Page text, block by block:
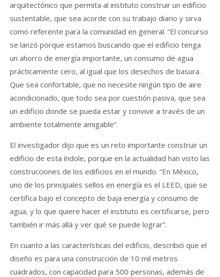
arquitectónico que permita al instituto construir un edificio
sustentable, que sea acorde con su trabajo diario y sirva
como referente para la comunidad en general. “El concurso
se lanzó porque estamos buscando que el edificio tenga
un ahorro de energía importante, un consumo de agua
prácticamente cero, al igual que los desechos de basura.
Que sea confortable, que no necesite ningún tipo de aire
acondicionado, que todo sea por cuestión pasiva, que sea
un edificio donde se pueda estar y convivir a través de un
ambiente totalmente amigable”.
El investigador dijo que es un reto importante construir un
edificio de esta índole, porque en la actualidad han visto las
construcciones de los edificios en el mundo. “En México,
uno de los principales sellos en energía es el LEED, que se
certifica bajo el concepto de baja energía y consumo de
agua, y lo que quiere hacer el instituto es certificarse, pero
también ir más allá y ver qué se puede lograr”.
En cuanto a las características del edificio, describió que el
diseño es para una construcción de 10 mil metros
cuadrados, con capacidad para 500 personas, además de